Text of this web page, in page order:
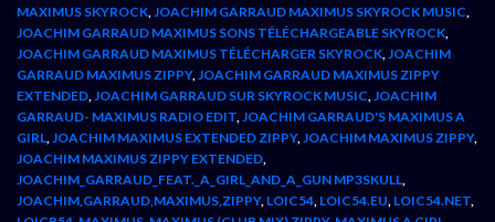
MAXIMUS SKYROCK JOACHIM GARRAUD MAXIMUS SKYROCK MUSIC
JOACHIM GARRAUD MAXIMUS SONS TÉLÉCHARGEABLE SKYROCK
JOACHIM GARRAUD MAXIMUS TÉLÉCHARGER SKYROCK JOACHIM
GARRAUD MAXIMUS ZIPPY, JOACHIM GARRAUD MAXIMUS ZIPPY
EXTENDED JOACHIM GARRAUD SUR SKYROCK MUSIC JOACHIM
GARRAUD- MAXIMUS RADIO EDIT JOACHIM GARRAUD'S MAXIMUS A
GIRL JOACHIM MAXIMUS EXTENDED ZIPPY, JOACHIM MAXIMUS ZIPPY,
JOACHIM MAXIMUS ZIPPY EXTENDED
JOACHIM_GARRAUD_FEAT._A_GIRL_AND_A_GUN MP3SKULL
JOACHIM,GARRAUD,MAXIMUS,ZIPPY, LOIC54 LOIC54.EU LOIC54.NET